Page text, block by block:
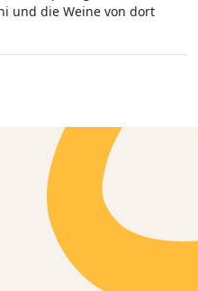
und die Weine von dort